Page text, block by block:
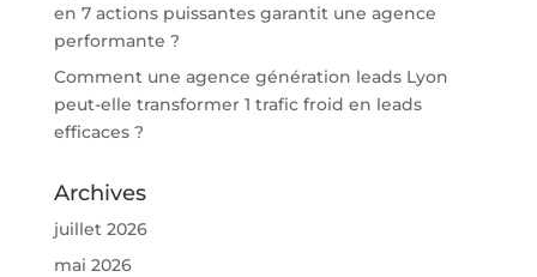
en 7 actions puissantes garantit une agence
performante ?
Comment une agence génération leads Lyon
peut-elle transformer 1 trafic froid en leads
efficaces ?
Archives
juillet 2026
mai 2026